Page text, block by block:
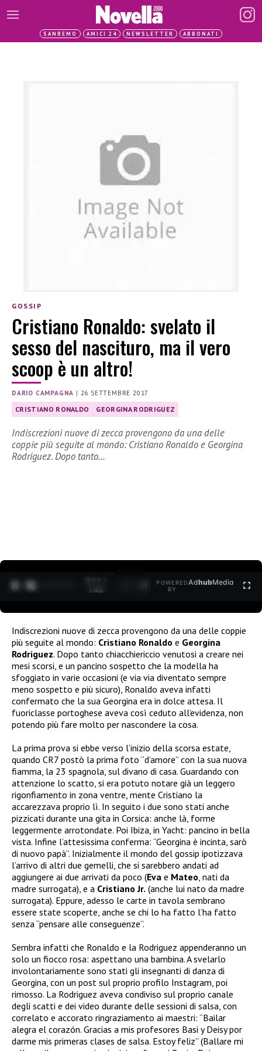
SANREMO AMICI 24 NEWSLETTER ABBONATI
GOSSIP
Cristiano Ronaldo: svelato il
sesso del nascituro, ma il vero
scoop è un altro!
DARIO CAMPAGNA | 26 SETTEMBRE 2017
CRISTIANO RONALDO GEORGINA RODRIGUEZ
Indiscrezioni nuove di zecca provengono da una delle
coppie più seguite al mondo: Cristiano Ronaldo e Georgina
Rodriguez. Dopo tanto…
0:12 /
1:40
POWERED
BY
AdhubMedia
Indiscrezioni nuove di zecca provengono da una delle coppie
più seguite al mondo: Cristiano Ronaldo e Georgina
Rodriguez. Dopo tanto chiacchiericcio venutosi a creare nei
mesi scorsi, e un pancino sospetto che la modella ha
sfoggiato in varie occasioni (e via via diventato sempre
meno sospetto e più sicuro), Ronaldo aveva infatti
confermato che la sua Georgina era in dolce attesa. Il
fuoriclasse portoghese aveva così ceduto all’evidenza, non
potendo più fare molto per nascondere la cosa.
La prima prova si ebbe verso l’inizio della scorsa estate,
quando CR7 postò la prima foto “d’amore” con la sua nuova
fiamma, la 23 spagnola, sul divano di casa. Guardando con
attenzione lo scatto, si era potuto notare già un leggero
rigonfiamento in zona ventre, mente Cristiano la
accarezzava proprio lì. In seguito i due sono stati anche
pizzicati durante una gita in Corsica: anche là, forme
leggermente arrotondate. Poi Ibiza, in Yacht: pancino in bella
vista. Infine l’attesissima conferma: “Georgina è incinta, sarò
di nuovo papà”. Inizialmente il mondo del gossip ipotizzava
l’arrivo di altri due gemelli, che si sarebbero andati ad
aggiungere ai due arrivati da poco (Eva e Mateo , nati da
madre surrogata), e a Cristiano Jr. (anche lui nato da madre
surrogata). Eppure, adesso le carte in tavola sembrano
essere state scoperte, anche se chi lo ha fatto l’ha fatto
senza “pensare alle conseguenze”.
Sembra infatti che Ronaldo e la Rodriguez appenderanno un
solo un fiocco rosa: aspettano una bambina. A svelarlo
involontariamente sono stati gli insegnanti di danza di
Georgina, con un post sul proprio profilo Instagram, poi
rimosso. La Rodriguez aveva condiviso sul proprio canale
degli scatti e dei video durante delle sessioni di salsa, con
correlato e accorato ringraziamento ai maestri: “Bailar
alegra el corazón. Gracias a mis profesores Basi y Deisy por
darme mis primeras clases de salsa. Estoy feliz” (Ballare mi